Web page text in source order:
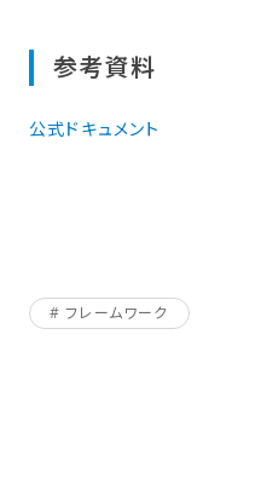
参考資料
公式ドキュメント
フレームワーク